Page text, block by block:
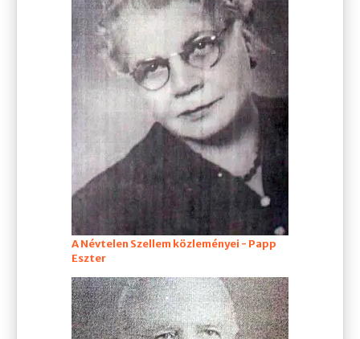
A Névtelen Szellem közleményei - Papp
Eszter